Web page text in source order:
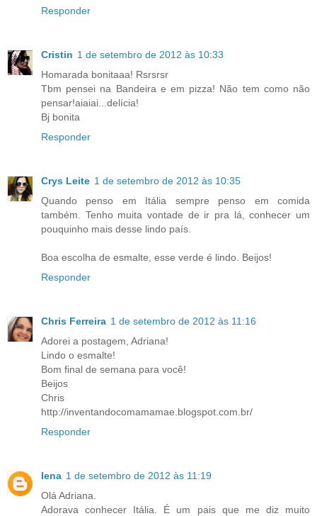
Responder
Cristin 1 de setembro de 2012 às 10:33
Homarada bonitaaa! Rsrsrsr
Tbm pensei na Bandeira e em pizza! Não tem como não
pensar!aiaiai...delícia!
Bj bonita
Responder
Crys Leite 1 de setembro de 2012 às 10:35
Quando penso em Itália sempre penso em comida
também. Tenho muita vontade de ir pra lá, conhecer um
pouquinho mais desse lindo país.
Boa escolha de esmalte, esse verde é lindo. Beijos!
Responder
Chris Ferreira 1 de setembro de 2012 às 11:16
Adorei a postagem, Adriana!
Lindo o esmalte!
Bom final de semana para você!
Beijos
Chris
http://inventandocomamamae.blogspot.com.br/
Responder
lena 1 de setembro de 2012 às 11:19
Olá Adriana.
Adorava conhecer Itália. É um pais que me diz muito